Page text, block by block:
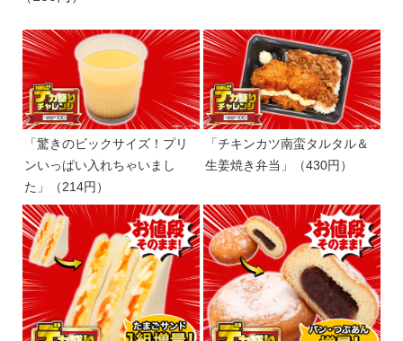
「驚きのビックサイズ！プリ
ンいっぱい入れちゃいまし
た」（214円）
「チキンカツ南蛮タルタル＆
生姜焼き弁当」（430円）